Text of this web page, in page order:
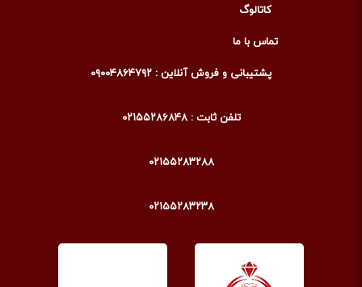
کاتالوگ
تماس با ما
پشتیبانی و فروش آنلاین : ۰۹۰۰۴۸۶۴۷۹۲
تلفن ثابت : ۰۲۱۵۵۲۸۶۸۴۸
۰۲۱۵۵۲۸۳۲۸۸
۰۲۱۵۵۲۸۳۲۳۸